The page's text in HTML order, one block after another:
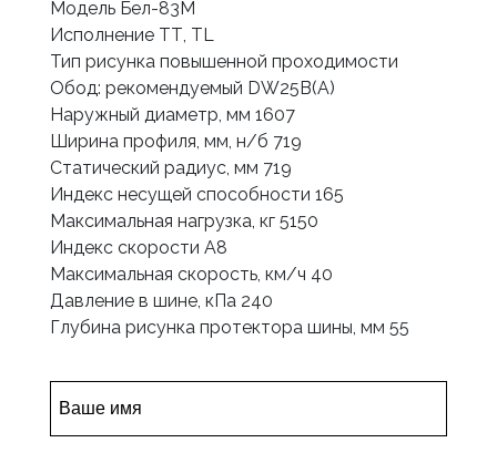
Модель Бел-83M
Исполнение TТ, TL
Тип рисунка повышенной проходимости
Обод: рекомендуемый DW25B(A)
Наружный диаметр, мм 1607
Ширина профиля, мм, н/б 719
Статический радиус, мм 719
Индекс несущей способности 165
Максимальная нагрузка, кг 5150
Индекс скорости A8
Максимальная скорость, км/ч 40
Давление в шине, кПа 240
Глубина рисунка протектора шины, мм 55